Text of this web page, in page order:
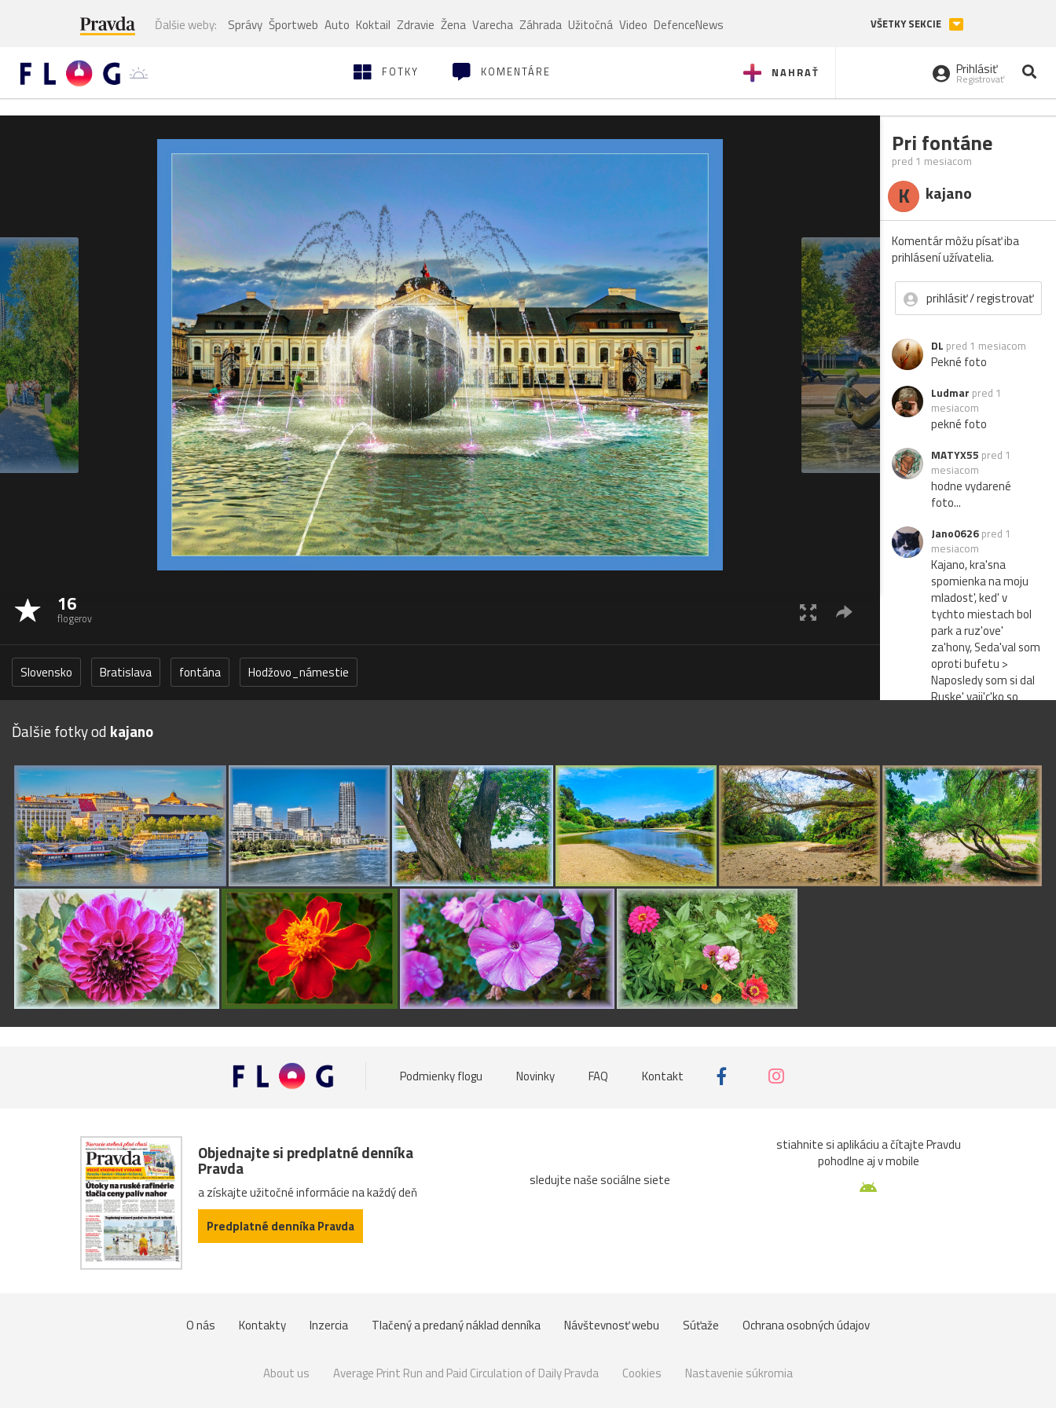
Ďalšie weby: Správy Športweb Auto Koktail Zdravie Žena Varecha Záhrada Užitočná Video DefenceNews VŠETKY SEKCIE
NAHRAŤ
FOTKY KOMENTÁRE Prihlásiť
Registrovať
16
flogerov
Slovensko Bratislava fontána Hodžovo_námestie
Pri fontáne
pred 1 mesiacom
K kajano
Komentár môžu písať iba
prihlásení užívatelia.
prihlásiť / registrovať
DL pred 1 mesiacom
Pekné foto
Ludmar pred 1
mesiacom
pekné foto
MATYX55 pred 1
mesiacom
hodne vydarené
foto...
Jano0626 pred 1
mesiacom
Kajano, kra'sna
spomienka na moju
mladost', ked' v
tychto miestach bol
park a ruz'ove'
za'hony, Seda'val som
oproti bufetu >
Naposledy som si dal
Ruske' vaji'c'ko so
lete 1957. Na jar
1958, som musel
navz'dy rodne' mesto
moje opustit'...
golopeterpred 1
mesiacom
👍📷
Ďalšie fotky od kajano
Podmienky flogu Novinky FAQ Kontakt
Objednajte si predplatné denníka
Pravda
a získajte užitočné informácie na každý deň
Predplatné denníka Pravda
sledujte naše sociálne siete
stiahnite si aplikáciu a čítajte Pravdu
pohodlne aj v mobile
O nás Kontakty Inzercia Tlačený a predaný náklad denníka Návštevnosť webu Súťaže Ochrana osobných údajov
About us Average Print Run and Paid Circulation of Daily Pravda Cookies Nastavenie súkromia